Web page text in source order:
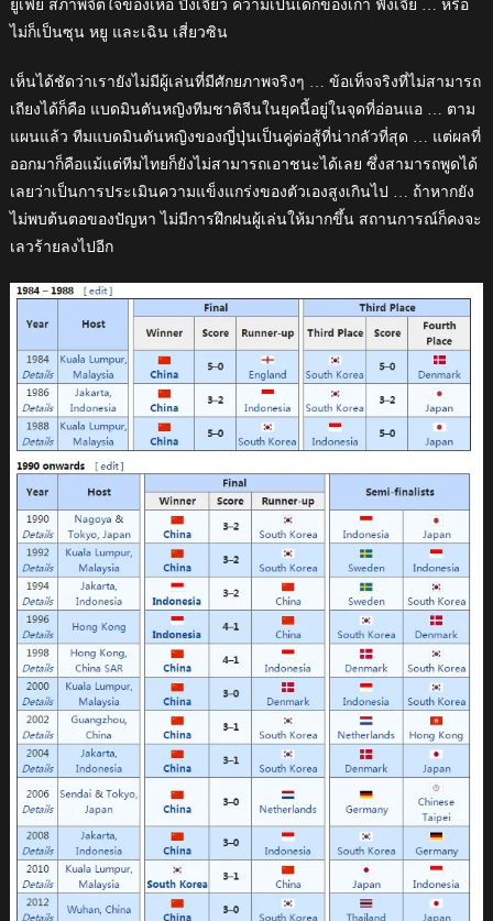
ยู่เฟย สภาพจิตใจของเหอ ปิงเจียว ความเป็นเด็กของเกา ฟังเจี๋ย … หรือ
ไม่ก็เป็นซุน หยู และเฉิน เสี่ยวซิน
เห็นได้ชัดว่าเรายังไม่มีผู้เล่นที่มีศักยภาพจริงๆ … ข้อเท็จจริงที่ไม่สามารถ
เถียงได้ก็คือ แบดมินตันหญิงทีมชาติจีนในยุคนี้อยู่ในจุดที่อ่อนแอ … ตาม
แผนแล้ว ทีมแบดมินตันหญิงของญี่ปุ่นเป็นคู่ต่อสู้ที่น่ากลัวที่สุด … แต่ผลที่
ออกมาก็คือแม้แต่ทีมไทยก็ยังไม่สามารถเอาชนะได้เลย ซึ่งสามารถพูดได้
เลยว่าเป็นการประเมินความแข็งแกร่งของตัวเองสูงเกินไป … ถ้าหากยัง
ไม่พบต้นตอของปัญหา ไม่มีการฝึกฝนผู้เล่นให้มากขึ้น สถานการณ์ก็คงจะ
เลวร้ายลงไปอีก